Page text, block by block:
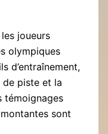
joueurs
olympiques
d’entraînement,
piste et la
témoignages
sont